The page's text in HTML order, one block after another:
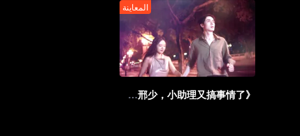
المعاينة
《邢少，小助理又搞事情了》 定档7